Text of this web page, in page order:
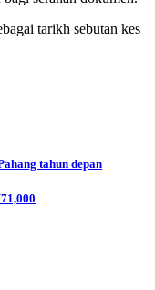
tarikh sebutan kes
tahun depan